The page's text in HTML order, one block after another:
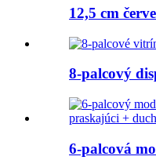
12,5 cm
8-palcový
6-palcová